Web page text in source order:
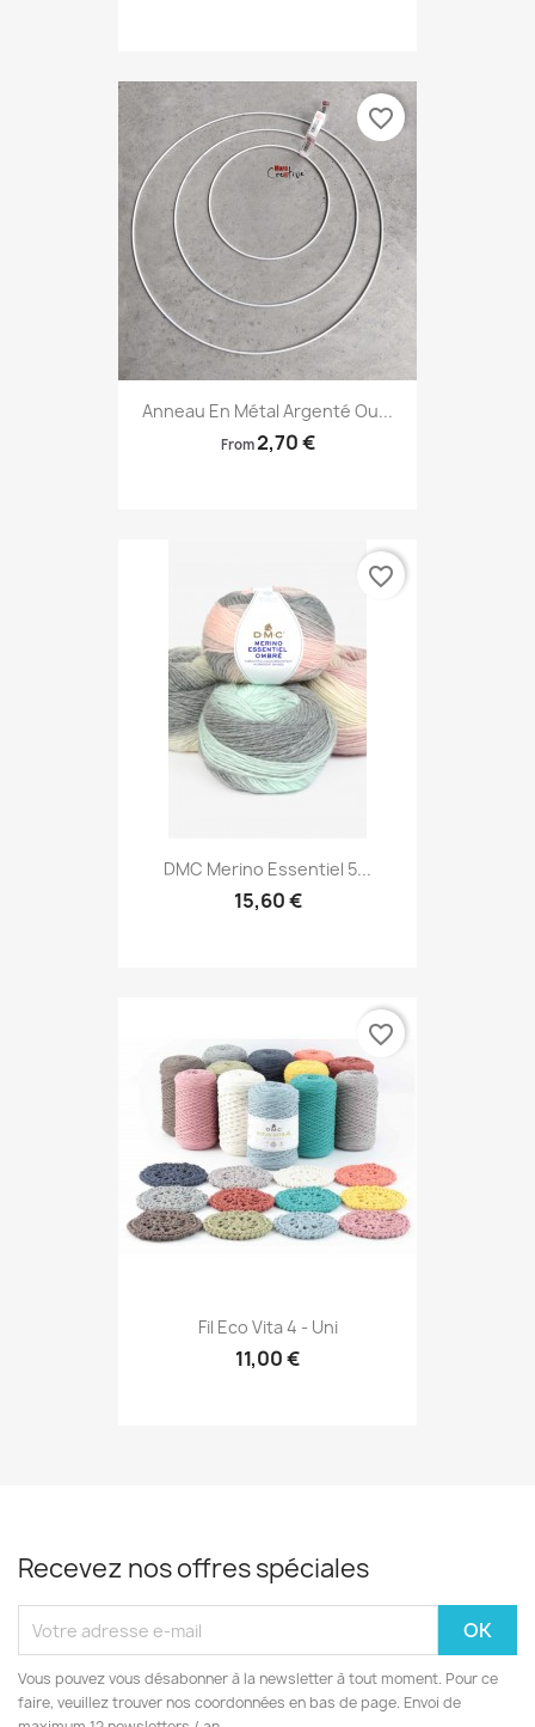
Anneau En Métal Argenté Ou...
From2,70 €
favorite_border
DMC Merino Essentiel 5...
15,60 €
favorite_border
Fil Eco Vita 4 - Uni
11,00 €
favorite_border
Recevez nos offres spéciales
Vous pouvez vous désabonner à la newsletter à tout moment. Pour ce
faire, veuillez trouver nos coordonnées en bas de page. Envoi de